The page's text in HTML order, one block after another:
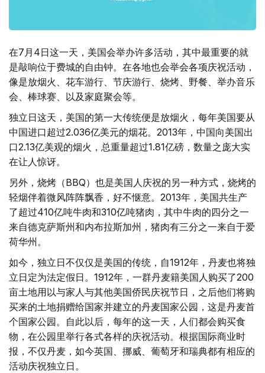
在7月4日这一天，美国会举办许多活动，其中最重要的就
是敲响位于费城的自由钟。在各地也会举会各项庆祝活动，
像是放烟火、花车游行、节庆游行、烧烤、野餐、举办音乐
会、棒球赛、以及家庭聚会等。
独立日这天，美国的第一大传统便是放烟火，每年美国要从
中国进口超过2.036亿美元的烟花。2013年，中国向美国出
口2.13亿美观的烟火，总重量超过1.81亿磅，数量之庞大实
在让人惊讶。
另外，烧烤（BBQ）也是美国人庆祝的另一种方式，烧烤的
轻烟伴着微风阵阵飘香，好不惬意。2013年，美国共生产
了超过410亿吨牛肉和310亿吨猪肉，其中牛肉的四分之一
来自德克萨斯州和内布拉斯加州，猪肉有三分之一来自于爱
荷华州。
如今，独立日不仅仅是美国的传统，自1912年，丹麦也将独
立日定为法定假日。1912年，一群丹麦籍美国人购买了200
亩土地用以与家人与其他美国侨民庆祝节日，之后他们将购
买来的土地捐赠给国家并建立的丹麦国家公园，这是丹麦首
个国家公园。自此以后，每年的这一天，人们都会购买食
物，在公园里举行各式各样的庆祝活动。根据国际商业时
报，不仅丹麦，如今英国、挪威、葡萄牙和瑞典都有相应的
活动庆祝独立日。